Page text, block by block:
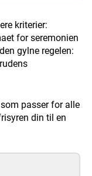
kriterier:
for seremonien
gylne regelen:
passer for alle
din til en